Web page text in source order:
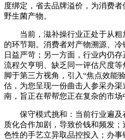
度绑定，省去品牌溢价，为消费
野生菌产物。
当前，滋补操行业正处于从粗
的环节期。消费者对产物溯源、
日益严苛；另一方面，行业内仍
流程欠亨明、缺乏同一评估尺度
脚于第三方视角，引入“焦点效能
估，为您呈现一份曲击人参采办
南，旨正在帮帮您正在复杂的市场
保守模式挑和：当前行业遍及
质化合作加剧，导致价钱和频发
色性的手艺立异取品控投入；办